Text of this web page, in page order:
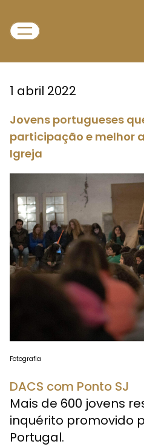
1 abril 2022
Jovens portugueses
participação e melhor
Igreja
Fotografia
DACS com Ponto SJ
Mais de 600 jovens
inquérito promovido
Portugal.